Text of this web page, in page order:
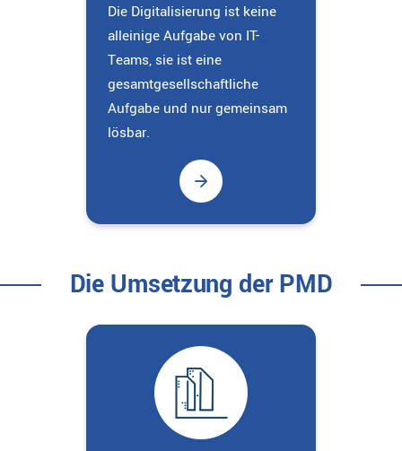
Die Digitalisierung ist keine
alleinige Aufgabe von IT-
Teams, sie ist eine
gesamtgesellschaftliche
Aufgabe und nur gemeinsam
lösbar.
Die Umsetzung der PMD